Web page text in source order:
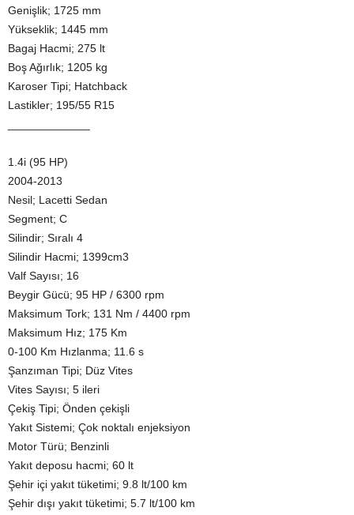
Genişlik; 1725 mm
Yükseklik; 1445 mm
Bagaj Hacmi; 275 lt
Boş Ağırlık; 1205 kg
Karoser Tipi; Hatchback
Lastikler; 195/55 R15
1.4i (95 HP)
2004-2013
Nesil; Lacetti Sedan
Segment; C
Silindir; Sıralı 4
Silindir Hacmi; 1399cm3
Valf Sayısı; 16
Beygir Gücü; 95 HP / 6300 rpm
Maksimum Tork; 131 Nm / 4400 rpm
Maksimum Hız; 175 Km
0-100 Km Hızlanma; 11.6 s
Şanzıman Tipi; Düz Vites
Vites Sayısı; 5 ileri
Çekiş Tipi; Önden çekişli
Yakıt Sistemi; Çok noktalı enjeksiyon
Motor Türü; Benzinli
Yakıt deposu hacmi; 60 lt
Şehir içi yakıt tüketimi; 9.8 lt/100 km
Şehir dışı yakıt tüketimi; 5.7 lt/100 km